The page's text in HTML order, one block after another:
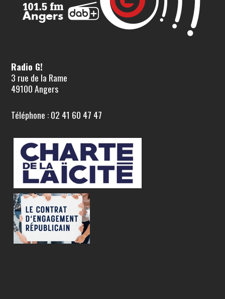
Radio G!
3 rue de la Rame
49100 Angers
Téléphone : 02 41 60 47 47